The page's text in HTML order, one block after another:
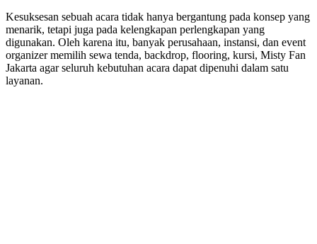
Kesuksesan sebuah acara tidak hanya bergantung pada konsep yang
menarik, tetapi juga pada kelengkapan perlengkapan yang
digunakan. Oleh karena itu, banyak perusahaan, instansi, dan event
organizer memilih sewa tenda, backdrop, flooring, kursi, Misty Fan
Jakarta agar seluruh kebutuhan acara dapat dipenuhi dalam satu
layanan.